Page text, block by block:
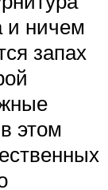
и ничем
запах
этом